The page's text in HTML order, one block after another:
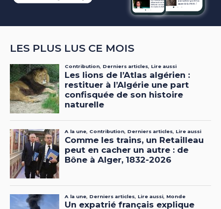
LES PLUS LUS CE MOIS